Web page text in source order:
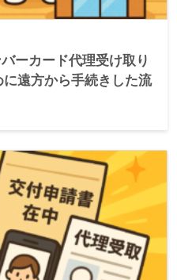
ーカード代理受け取り
遠方から手続きした流